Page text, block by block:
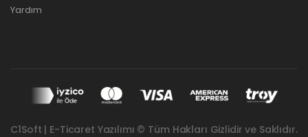
Yardım
C1Soft | E-Ticaret Yazılımı © Tüm Hakları Gizlidir ve Saklıdır.